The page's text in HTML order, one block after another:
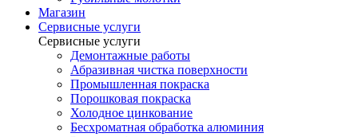
Магазин
Сервисные услуги
Сервисные услуги
Демонтажные работы
Абразивная чистка поверхности
Промышленная покраска
Порошковая покраска
Холодное цинкование
Бесхроматная обработка алюминия